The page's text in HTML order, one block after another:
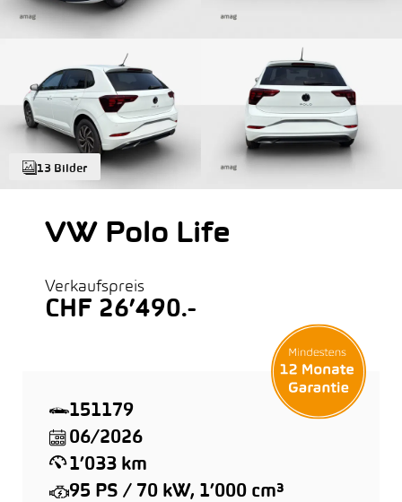
13 Bilder
VW Polo Life
Verkaufspreis
CHF 26’490.-
151179
06/2026
1’033 km
95 PS / 70 kW, 1’000 cm³